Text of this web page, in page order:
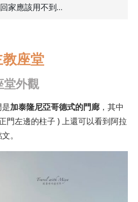
家應該用不到…
座堂
堂外觀
加泰隆尼亞哥德式的門廊 ，其中
門左邊的柱子 ) 上還可以看到阿拉
。